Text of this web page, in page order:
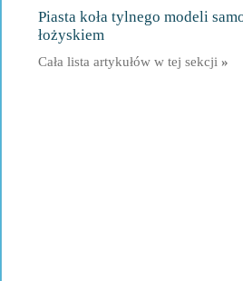
Piasta koła tylnego modeli
łożyskiem
Cała lista artykułów w tej sekcji »